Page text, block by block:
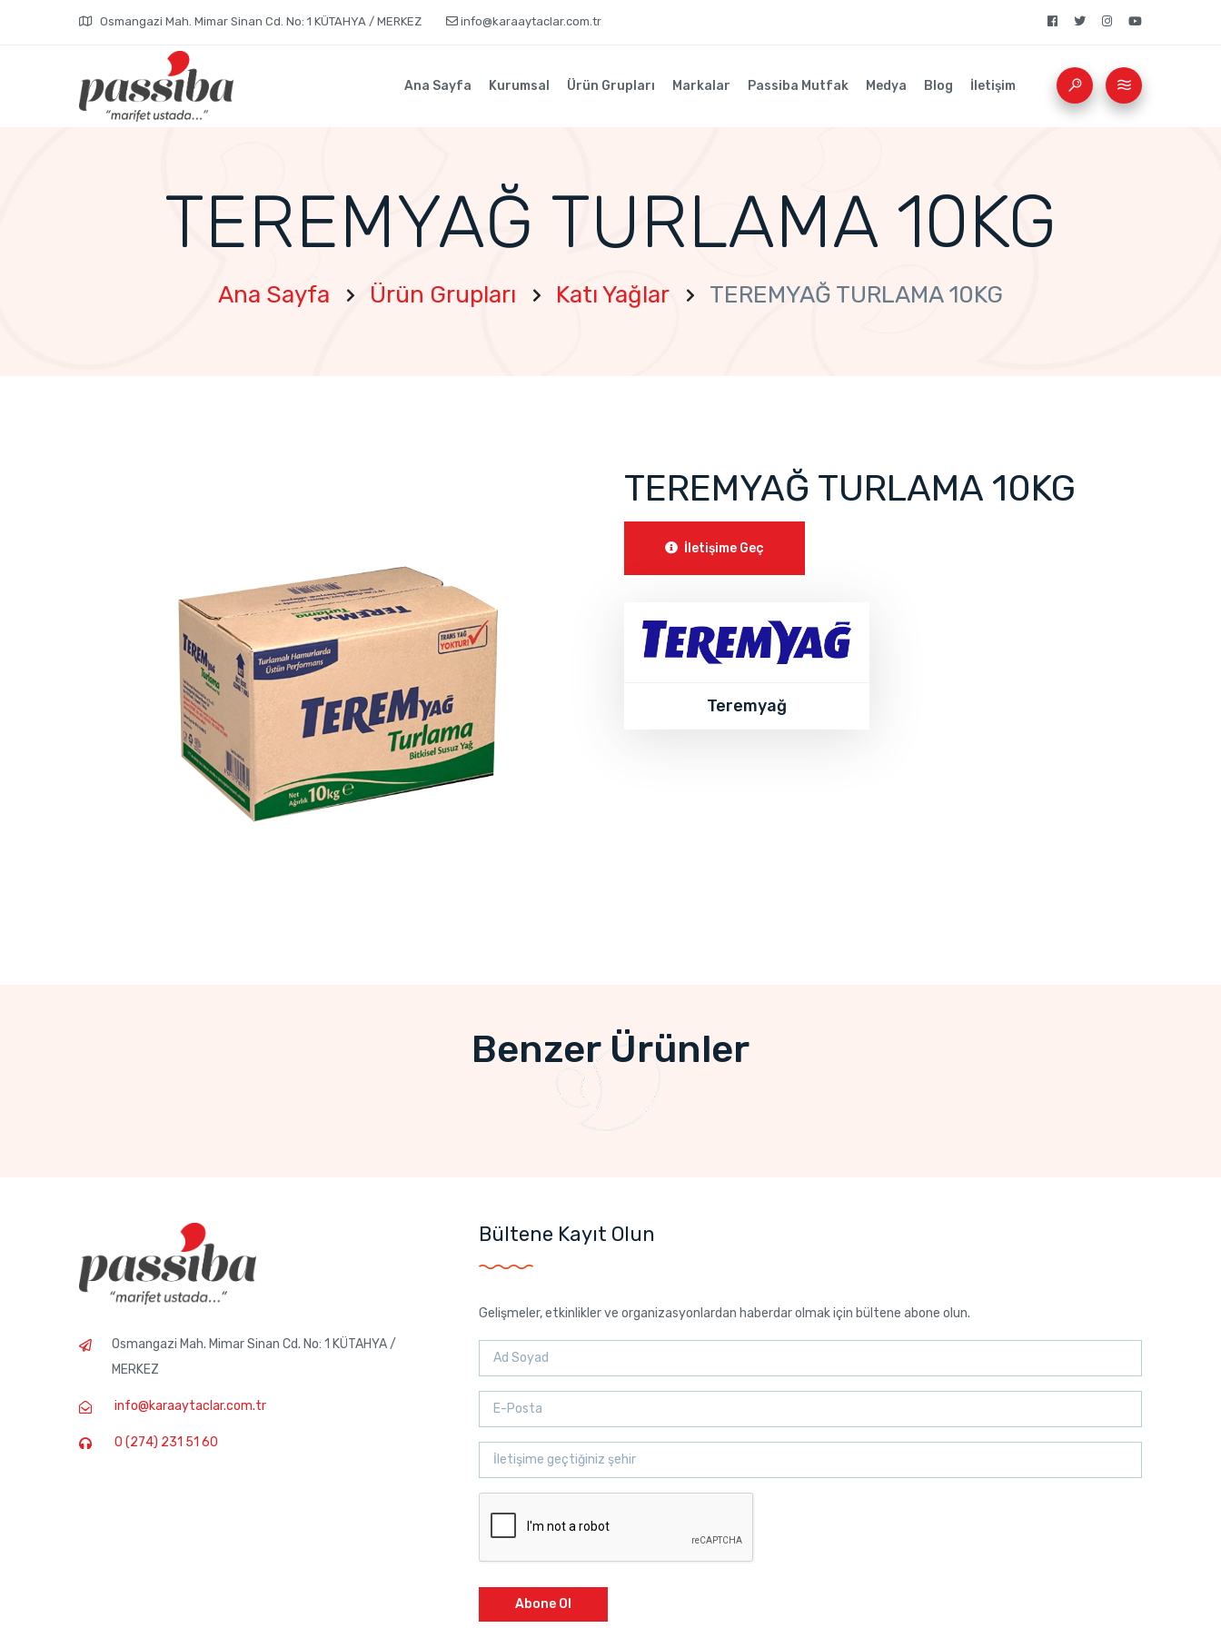
Osmangazi Mah. Mimar Sinan Cd. No: 1 KÜTAHYA / MERKEZ info@karaaytaclar.com.tr
Ana Sayfa Kurumsal Ürün Grupları Markalar Passiba Mutfak Medya Blog İletişim
TEREMYAĞ TURLAMA 10KG
Ana Sayfa Ürün Grupları Katı Yağlar TEREMYAĞ TURLAMA 10KG
TEREMYAĞ TURLAMA 10KG
İletişime Geç
Teremyağ
Benzer Ürünler
Osmangazi Mah. Mimar Sinan Cd. No: 1 KÜTAHYA /
MERKEZ
info@karaaytaclar.com.tr
0 (274) 231 51 60
Bültene Kayıt Olun
Gelişmeler, etkinlikler ve organizasyonlardan haberdar olmak için bültene abone olun.
Abone Ol